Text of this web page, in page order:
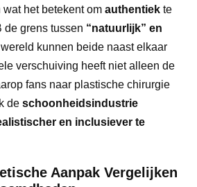
het betekent om authentiek te
de grens tussen “natuurlijk” en
kunnen beide naast elkaar
verschuiving heeft niet alleen de
fans naar plastische chirurgie
de schoonheidsindustrie
en inclusiever te
Aanpak Vergelijken